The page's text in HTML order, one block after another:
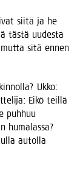
sii­tä ja he
täs­tä uudes­ta
sitä ennen
Ukko:
Eikö teil­lä
puh­huu
huma­las­sa?
autol­la